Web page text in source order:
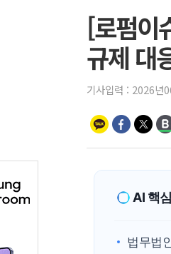
[로펌이
규제 대
기사입력 : 2026년
AI 핵
법무법